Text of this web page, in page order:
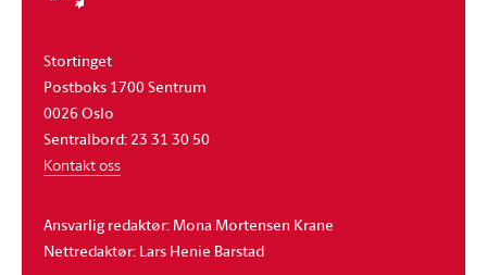
Stortinget
Postboks 1700 Sentrum
0026 Oslo
Sentralbord: 23 31 30 50
Kontakt oss
Ansvarlig redaktør: Mona Mortensen Krane
Nettredaktør: Lars Henie Barstad